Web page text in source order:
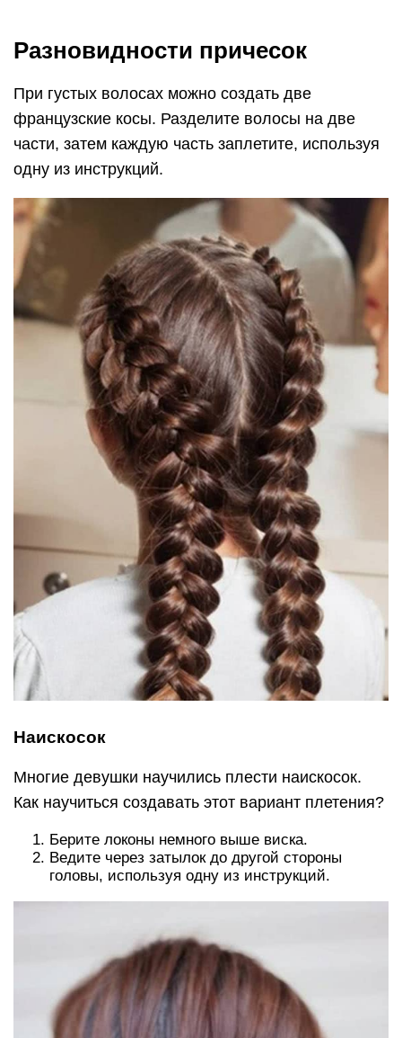
Разновидности причесок
При густых волосах можно создать две
французские косы. Разделите волосы на две
части, затем каждую часть заплетите, используя
одну из инструкций.
Наискосок
Многие девушки научились плести наискосок.
Как научиться создавать этот вариант плетения?
Берите локоны немного выше виска.
Ведите через затылок до другой стороны
головы, используя одну из инструкций.